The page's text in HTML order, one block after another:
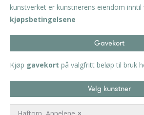
kunstverket er kunstnerens eiendom inntil
kjøpsbetingelsene
Gavekort
Kjøp gavekort på valgfritt beløp til bruk
Velg kunstner